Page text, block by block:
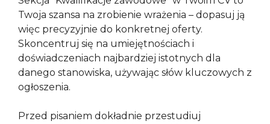
Twoja szansa na zrobienie wrażenia – dopasuj ją
więc precyzyjnie do konkretnej oferty.
Skoncentruj się na umiejętnościach i
doświadczeniach najbardziej istotnych dla
danego stanowiska, używając słów kluczowych z
ogłoszenia.
Przed pisaniem dokładnie przestudiuj